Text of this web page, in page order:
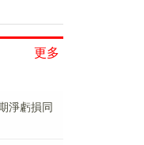
更多
淨虧損同